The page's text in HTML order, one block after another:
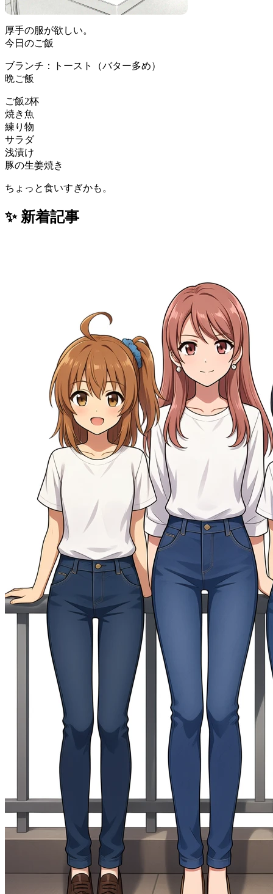
厚手の服が欲しい。
今日のご飯
ブランチ：トースト（バター多め）
晩ご飯
ご飯2杯
焼き魚
練り物
サラダ
浅漬け
豚の生姜焼き
ちょっと食いすぎかも。
✨ 新着記事